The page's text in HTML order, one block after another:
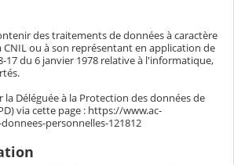
des traitements de données à caractère
CNIL ou à son représentant en application de
17 du 6 janvier 1978 relative à l'informatique,
Déléguée à la Protection des données de
via cette page : https://www.ac-
personnelles-121812